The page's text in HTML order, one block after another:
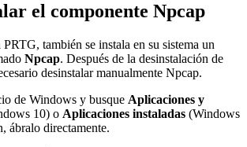
el componente Npcap
también se instala en su sistema un
Npcap. Después de la desinstalación de
desinstalar manualmente Npcap.
de Windows y busque Aplicaciones y
10) o Aplicaciones instaladas (Windows
ábralo directamente.